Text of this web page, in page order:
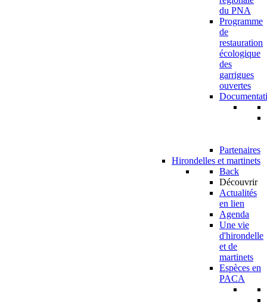
du PNA
Programme
de
restauration
écologique
des
garrigues
ouvertes
Partenaires
Hirondelles et martinets
Back
Découvrir
Actualités
en lien
Agenda
Une vie
d'hirondelle
et de
martinets
Espèces en
PACA